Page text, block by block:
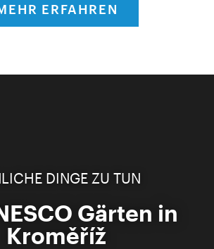
ERFAHREN
DINGE ZU TUN
Gärten in
Kroměříž